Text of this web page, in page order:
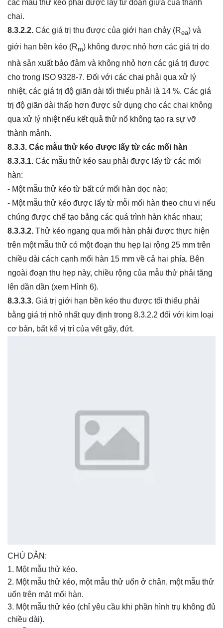
các mẫu thử kéo phải được lấy từ đoạn giữa của thành
chai.
8.3.2.2. Các giá trị thu được của giới hạn chảy (Rea) và
giới hạn bền kéo (Rm) không được nhỏ hơn các giá trị do
nhà sản xuất bảo đảm và không nhỏ hơn các giá trị được
cho trong ISO 9328-7. Đối với các chai phải qua xử lý
nhiệt, các giá trị độ giãn dài tối thiểu phải là 14 %. Các giá
trị độ giãn dài thấp hơn được sử dụng cho các chai không
qua xử lý nhiệt nếu kết quả thử nổ không tạo ra sự vỡ
thành mảnh.
8.3.3. Các mẫu thử kéo được lấy từ các mối hàn
8.3.3.1. Các mẫu thử kéo sau phải được lấy từ các mối
hàn:
- Một mẫu thử kéo từ bất cứ mối hàn dọc nào;
- Một mẫu thử kéo được lấy từ mỗi mối hàn theo chu vi nếu
chúng được chế tạo bằng các quá trình hàn khác nhau;
8.3.3.2. Thử kéo ngang qua mối hàn phải được thực hiện
trên một mẫu thử có một đoạn thu hẹp lại rộng 25 mm trên
chiều dài cách cạnh mối hàn 15 mm về cả hai phía. Bên
ngoài đoạn thu hẹp này, chiều rộng của mẫu thử phải tăng
lên dần dần (xem Hình 6).
8.3.3.3. Giá trị giới hạn bền kéo thu được tối thiểu phải
bằng giá trị nhỏ nhất quy định trong 8.3.2.2 đối với kim loại
cơ bản, bất kể vị trí của vết gãy, đứt.
CHÚ DẪN:
Một mẫu thử kéo.
Một mẫu thử kéo, một mẫu thử uốn ở chân, một mẫu thử
uốn trên mặt mối hàn.
Một mẫu thử kéo (chỉ yêu cầu khi phần hình trụ không đủ
chiều dài).